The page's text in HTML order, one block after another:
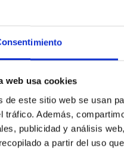
web usa cookies
de este sitio web se usan
tráfico. Además,
publicidad y análisis
a partir del uso
CIUDADES PATRIMONIO